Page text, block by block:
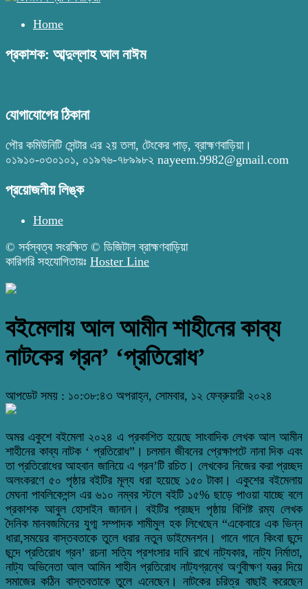
Home
প্রকাশক: আব্দুল্লাহ আল নাঈম
যোগাযোগের ঠিকানা
পৌর কমিউনিটি সেন্টার এর ২য় তলা, টেংকের পাড়, ব্রাহ্মণবাড়িয়া।
০১৯১০-০৩০১০১, ০১৯৭৬-৭৮৯৯৮২ nayeem.9982@gmail.com
প্রয়োজনীয় লিঙ্ক
Home
© সর্বস্বত্ব সংরক্ষিত © ডিজিটাল ব্রাহ্মণবাড়িয়া
কারিগরি সহযোগিতায়ঃ Hoster Line
বইমেলায় আল আমীন শাহীনের কাব্য
নাটকের গ্রন’ ‘প্রতিরোধ’
আপডেট সময় : ১০:৩৮:৪৩ অপরাহ্ন, সোমবার, ১২ ফেব্রুয়ারী ২০২৪
অমর একুশে বইমেলা ২০২৪ এ প্রকাশিত হয়েছে সাংবাদিক লেখক আল আমীন
শাহীনের কাব্য নাটক ‘ প্রতিরোধ”। চলমান জীবনের প্রেক্ষাপটে নানা দিক এবং
তা প্রতিরোধের আহবান জানিয়ে এ গ্রন’টি রচিত। লেখকের নিজের করা প্রচ্ছদ
অলংকরণে ৫০ পৃষ্ঠার বইটির মূল্য ধরা হয়েছে ১৫০ টাকা। একুশের বইমেলায়
মেঘনা পাবলিকেশন্স এর ৬১০ নম্বর স্টলে বইটি ১৫% ছাড়ে পাওয়া যাচ্ছে বলে
প্রকাশক আবুল হোসাইন জানান। বইটির প্রচ্ছদ পৃষ্ঠায় বিশিষ্ট রম্য লেখক
দৈনিক মানবজমিনের যুগ্ম সম্পাদক শামীমুল হক লিখেছেন “একেবারে এক ভিন্ন
ধারা,সময়ের বাস্তবতাকে তুলে ধরার নতুন ডাইমেনশন। গানে গানে কিংবা ছন্দে
ছন্দে প্রতিরোধ গ্রন’ রচনা সত্যি প্রশংসার দাবি রাখে নাট্যকার, নাট্য নির্মাতা,
নাট্য অভিনেতা আল আমিন শাহীন প্রতিরোধ নাট্যগ্রন্থে অণুবীক্ষণ যন্ত্র দিয়ে
সমাজের কঠিন বাস্তবতাকে তুলে এনেছেন। নাটকের চরিত্র বাছাই করেছেন